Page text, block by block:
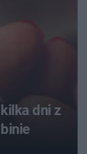
dni z